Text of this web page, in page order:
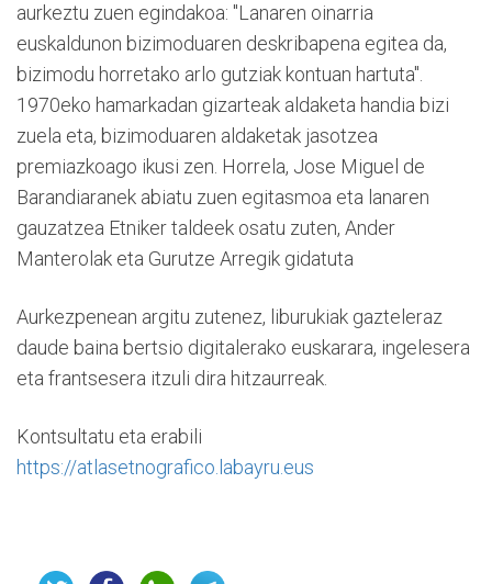
aurkeztu zuen egindakoa: "Lanaren oinarria
euskaldunon bizimoduaren deskribapena egitea da,
bizimodu horretako arlo gutziak kontuan hartuta".
1970eko hamarkadan gizarteak aldaketa handia bizi
zuela eta, bizimoduaren aldaketak jasotzea
premiazkoago ikusi zen. Horrela, Jose Miguel de
Barandiaranek abiatu zuen egitasmoa eta lanaren
gauzatzea Etniker taldeek osatu zuten, Ander
Manterolak eta Gurutze Arregik gidatuta
Aurkezpenean argitu zutenez, liburukiak gazteleraz
daude baina bertsio digitalerako euskarara, ingelesera
eta frantsesera itzuli dira hitzaurreak.
Kontsultatu eta erabili
https://atlasetnografico.labayru.eus